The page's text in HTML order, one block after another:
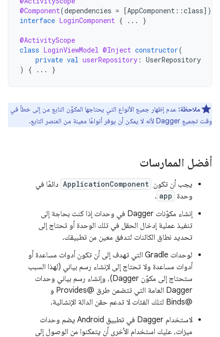
@Component(dependencies = [AppComponent ::class] )
interface LoginComponent { ... }
@ActivityScope
class LoginViewModel @Inject constructor(
private val userRepository : UserRepository
)
{ ... }
ملاحظة: عدم إظهار جميع الأنواع التي يحتاجها المكوِّن التابع من إلى خطأ في
وقت تجميع Dagger لأنه لا يمكن أن يوفر أنواعًا معينة من العنصر التابع.
أفضل الممارسات
يجب أن تكون ApplicationComponent دائمًا في
وحدة app
.
إنشاء مكوّنات Dagger في وحدات إذا كنت بحاجة إلى
تنفيذ عملية إدخال الحقل في تلك الوحدة أو تحتاج إلى
تحديد نطاق الكائنات لتدفق معين من تطبيقك.
لوحدات Gradle التي تهدف إلى أن تكون أدوات مساعدة أو
أدوات مساعدة ولا تحتاج إلى لإنشاء رسم بياني (لهذا السبب
ستحتاج إلى مكوّن Dagger)، وإنشاء رسم بياني وحدات
Dagger العامة التي تتضمن طرق @Provides و
@Binds لتلك الفئات لا تدعم حقن الدالة الإنشائية.
لاستخدام Dagger في تطبيق Android يضم وحدات
ميزات، عليك استخدام الأخرى أن يتمكنوا من الوصول إلى